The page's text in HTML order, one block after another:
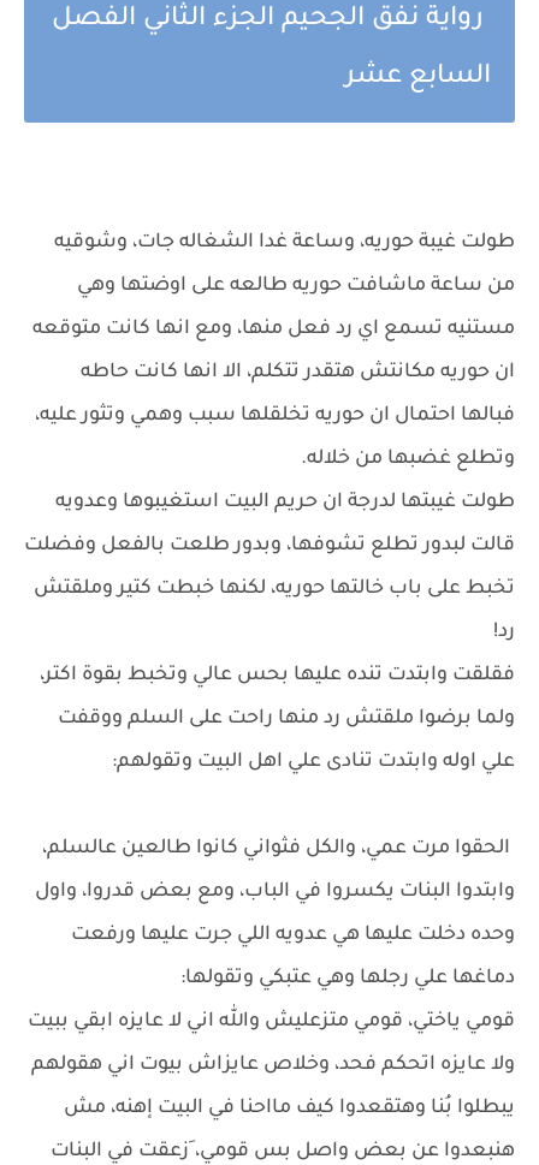
رواية نفق الجحيم الجزء الثاني الفصل
السابع عشر
طولت غيبة حوريه، وساعة غدا الشغاله جات، وشوقيه
من ساعة ماشافت حوريه طالعه على اوضتها وهي
مستنيه تسمع اي رد فعل منها، ومع انها كانت متوقعه
ان حوريه مكانتش هتقدر تتكلم، الا انها كانت حاطه
فبالها احتمال ان حوريه تخلقلها سبب وهمي وتثور عليه،
وتطلع غضبها من خلاله.
طولت غيبتها لدرجة ان حريم البيت استغيبوها وعدويه
قالت لبدور تطلع تشوفها، وبدور طلعت بالفعل وفضلت
تخبط على باب خالتها حوريه، لكنها خبطت كتير وملقتش
رد!
فقلقت وابتدت تنده عليها بحس عالي وتخبط بقوة اكتر،
ولما برضوا ملقتش رد منها راحت على السلم ووقفت
علي اوله وابتدت تنادى علي اهل البيت وتقولهم:
الحقوا مرت عمي، والكل فثواني كانوا طالعين عالسلم،
وابتدوا البنات يكسروا في الباب، ومع بعض قدروا، واول
وحده دخلت عليها هي عدويه اللي جرت عليها ورفعت
دماغها علي رجلها وهي عتبكي وتقولها:
قومي ياختي، قومي متزعليش والله اني لا عايزه ابقي ببيت
ولا عايزه اتحكم فحد، وخلاص عايزاش بيوت اني هقولهم
يبطلوا بُنا وهتقعدوا كيف مااحنا في البيت إهنه، مش
هنبعدوا عن بعض واصل بس قومي، َزعقت في البنات